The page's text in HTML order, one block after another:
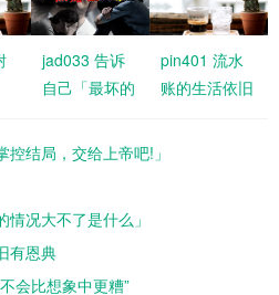
jad033 告诉
自己「最坏的
什么」
pin401 流水
账的生活依旧
结局，交给上帝吧!」
况大不了是什么」
有恩典
会比想象中更糟”